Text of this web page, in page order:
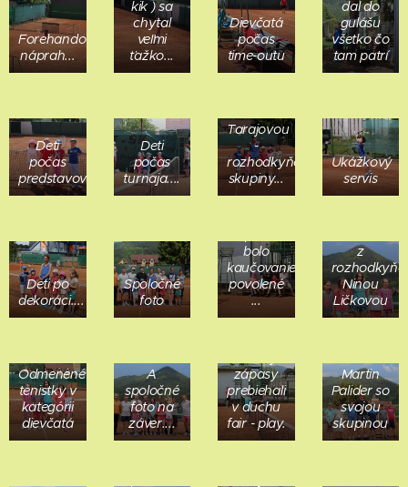
Forehandový
náprah...
kik ) sa
chytal
veľmi
ťažko...
Dievčatá
počas
time-outu
dal do
gulášu
všetko čo
tam patrí
Deti
počas
predstavovania...
Deti
počas
turnaja....
Deti
(zmiešaná
Tarajovou
-
rozhodkyňou
skupiny...
Ukážkový
servis
Deti po
dekoráci....
Spoločné
foto
bolo
kaučovanie
povolené
...
z
Ninou
Ličkovou
Odmenené
tenistky v
kategórii
dievčatá
A
spoločné
foto na
záver....
zápasy
prebiehali
v duchu
fair - play.
Martin
Palider so
svojou
skupinou
Ako